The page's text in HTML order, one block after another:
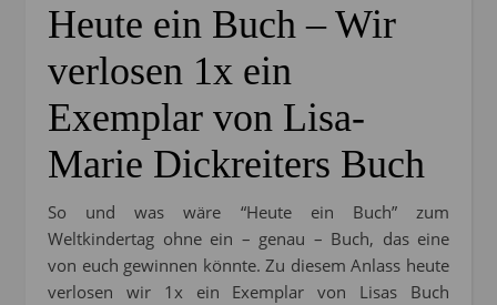
Heute ein Buch – Wir
verlosen 1x ein
Exemplar von Lisa-
Marie Dickreiters Buch
So und was wäre “Heute ein Buch” zum
Weltkindertag ohne ein – genau – Buch, das eine
von euch gewinnen könnte. Zu diesem Anlass heute
verlosen wir 1x ein Exemplar von Lisas Buch